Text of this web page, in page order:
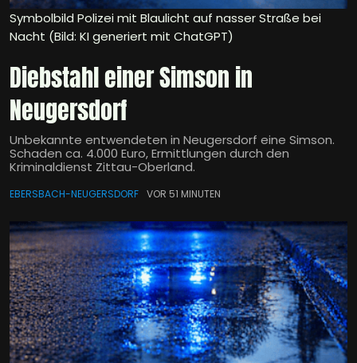
Symbolbild Polizei mit Blaulicht auf nasser Straße bei
Nacht (Bild: KI generiert mit ChatGPT)
Diebstahl einer Simson in
Neugersdorf
Unbekannte entwendeten in Neugersdorf eine Simson.
Schaden ca. 4.000 Euro, Ermittlungen durch den
Kriminaldienst Zittau-Oberland.
EBERSBACH-NEUGERSDORF VOR 51 MINUTEN